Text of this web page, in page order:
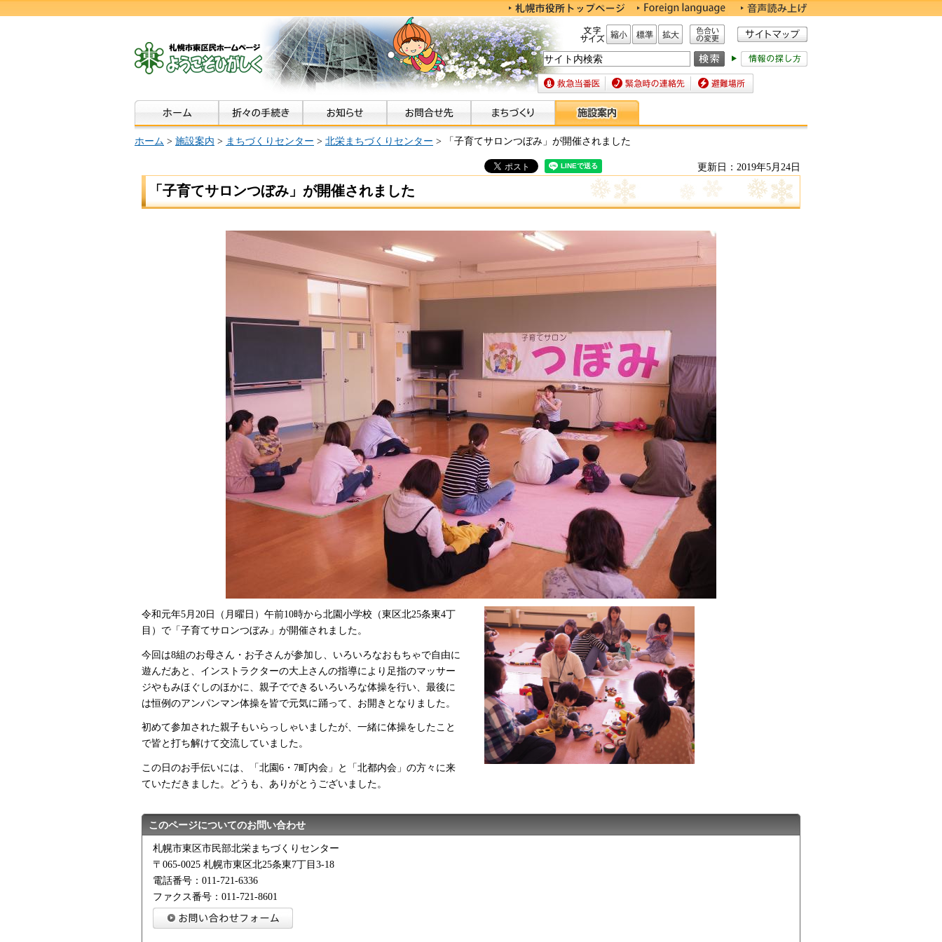
文字サイズ 縮小 標準 拡大
色合いの変更
救急当番医 緊急時の連絡先 避難場所
ホーム > 施設案内 > まちづくりセンター > 北栄まちづくりセンター > 「子育てサロンつぼみ」が開催されました
更新日：2019年5月24日
「子育てサロンつぼみ」が開催されました
令和元年5月20日（月曜日）午前10時から北園小学校（東区北25条東4丁
目）で「子育てサロンつぼみ」が開催されました。
今回は8組のお母さん・お子さんが参加し、いろいろなおもちゃで自由に
遊んだあと、インストラクターの大上さんの指導により足指のマッサー
ジやもみほぐしのほかに、親子でできるいろいろな体操を行い、最後に
は恒例のアンパンマン体操を皆で元気に踊って、お開きとなりました。
初めて参加された親子もいらっしゃいましたが、一緒に体操をしたこと
で皆と打ち解けて交流していました。
この日のお手伝いには、「北園6・7町内会」と「北都内会」の方々に来
ていただきました。どうも、ありがとうございました。
このページについてのお問い合わせ
札幌市東区市民部北栄まちづくりセンター
〒065-0025 札幌市東区北25条東7丁目3-18
電話番号：011-721-6336
ファクス番号：011-721-8601